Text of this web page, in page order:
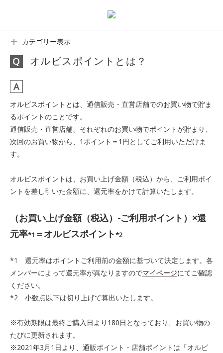
カテゴリー表示
オルビスポイントとは？
オルビスポイントとは、通信販売・直営店舗でのお買い物で貯ま
るポイントのことです。
通信販売・直営店舗、それぞれのお買い物でポイントが貯まり、
次回のお買い物から、1ポイント＝1円としてご利用いただけま
す。
オルビスポイントは、お買い上げ金額（税込）から、ご利用ポイ
ントを差し引いた金額に、還元率をかけて計算いたします。
（お買い上げ金額（税込）-ご利用ポイント）×還
元率*1 ＝オルビスポイント*2
*1 還元率はポイントご利用前の金額に基づいて決定します。各
メンバーによって還元率が異なりますのでマイページにてご確認
ください。
*2 小数点以下は切り上げて算出いたします。
※有効期限は最終ご購入日より180日となっており、お買い物の
たびに更新されます。
※2021年3月1日より、通販ポイント・店舗ポイントは「オルビ